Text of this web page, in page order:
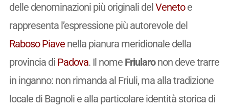
delle denominazioni più originali delVenetoe
rappresenta l’espressione più autorevole del
Raboso Piavenella pianura meridionale della
provincia di Padova. Il nome Friularonon deve trarre
in inganno: non rimanda al Friuli, ma alla tradizione
locale di Bagnoli e alla particolare identità storica di